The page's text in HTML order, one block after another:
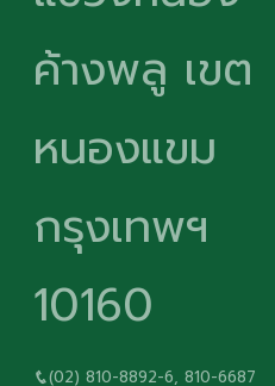
ค้างพลู เขต
หนองแขม
กรุงเทพฯ
10160
(02) 810-8892-6, 810-6687